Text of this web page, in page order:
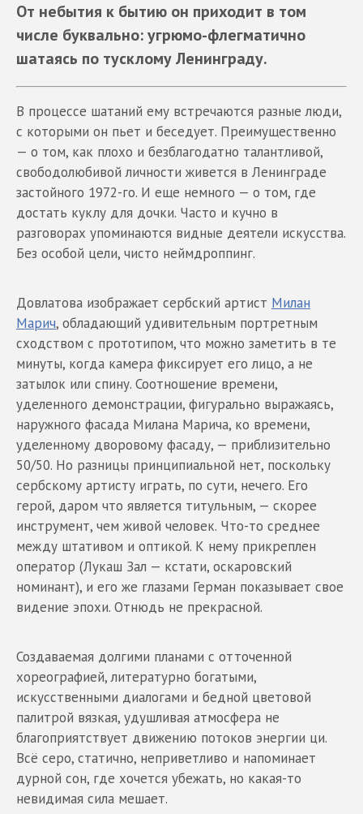
От небытия к бытию он приходит в том
числе буквально: угрюмо-флегматично
шатаясь по тусклому Ленинграду.
В процессе шатаний ему встречаются разные люди,
с которыми он пьет и беседует. Преимущественно
— о том, как плохо и безблагодатно талантливой,
свободолюбивой личности живется в Ленинграде
застойного 1972-го. И еще немного — о том, где
достать куклу для дочки. Часто и кучно в
разговорах упоминаются видные деятели искусства.
Без особой цели, чисто неймдроппинг.
Довлатова изображает сербский артист Милан
Марич, обладающий удивительным портретным
сходством с прототипом, что можно заметить в те
минуты, когда камера фиксирует его лицо, а не
затылок или спину. Соотношение времени,
уделенного демонстрации, фигурально выражаясь,
наружного фасада Милана Марича, ко времени,
уделенному дворовому фасаду, — приблизительно
50/50. Но разницы принципиальной нет, поскольку
сербскому артисту играть, по сути, нечего. Его
герой, даром что является титульным, — скорее
инструмент, чем живой человек. Что-то среднее
между штативом и оптикой. К нему прикреплен
оператор (Лукаш Зал — кстати, оскаровский
номинант), и его же глазами Герман показывает свое
видение эпохи. Отнюдь не прекрасной.
Создаваемая долгими планами с отточенной
хореографией, литературно богатыми,
искусственными диалогами и бедной цветовой
палитрой вязкая, удушливая атмосфера не
благоприятствует движению потоков энергии ци.
Всё серо, статично, неприветливо и напоминает
дурной сон, где хочется убежать, но какая-то
невидимая сила мешает.